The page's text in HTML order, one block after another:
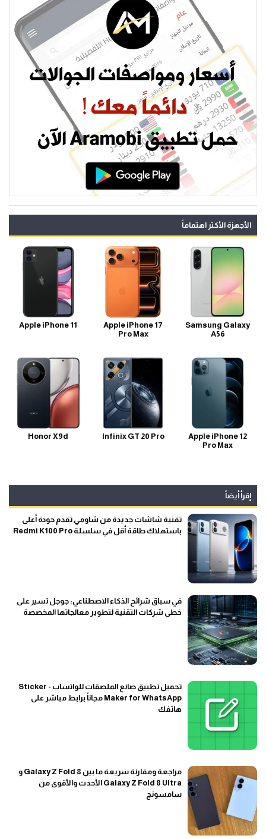
الأجهزة الأكثر اهتماماً
Samsung Galaxy
A56
Apple iPhone 17
Pro Max
Apple iPhone 11
Apple iPhone 12
Pro Max
Infinix GT 20 Pro
Honor X9d
إقرأ أيضاً
تقنية شاشات جديدة من شاومي تقدم جودة أعلى
باستهلاك طاقة أقل في سلسلة Redmi K100 Pro
في سباق شرائح الذكاء الاصطناعي: جوجل تسير على
خطى شركات التقنية لتطوير معالجاتها المخصصة
تحميل تطبيق صانع الملصقات للواتساب - Sticker
Maker for WhatsApp مجاناً برابط مباشر على
هاتفك
مراجعة ومقارنة سريعة ما بين Galaxy Z Fold 8 و
Galaxy Z Fold 8 Ultra الأحدث والأقوى من
سامسونج